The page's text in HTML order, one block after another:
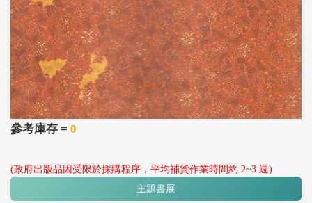
參考庫存 = 0
(政府出版品因受限於採購程序，平均補貨作業時間約 2~3 週)
主題書展